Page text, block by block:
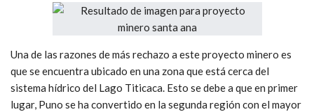
Una de las razones de más rechazo a este proyecto minero es
que se encuentra ubicado en una zona que está cerca del
sistema hídrico del Lago Titicaca. Esto se debe a que en primer
lugar, Puno se ha convertido en la segunda región con el mayor